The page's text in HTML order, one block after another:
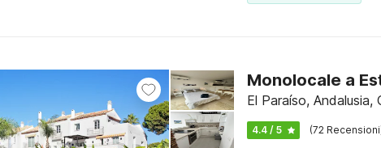
Monolocale a
El Paraíso, Andalusia,
4.4 / 5 (72